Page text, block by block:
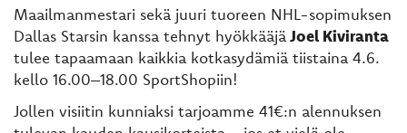
Maailmanmestari sekä juuri tuoreen NHL-sopimuksen
Dallas Starsin kanssa tehnyt hyökkääjäJoel Kiviranta
tulee tapaamaan kaikkia kotkasydämiä tiistaina 4.6.
kello 16.00–18.00 SportShopiin!
Jollen visiitin kunniaksi tarjoamme 41€:n alennuksen